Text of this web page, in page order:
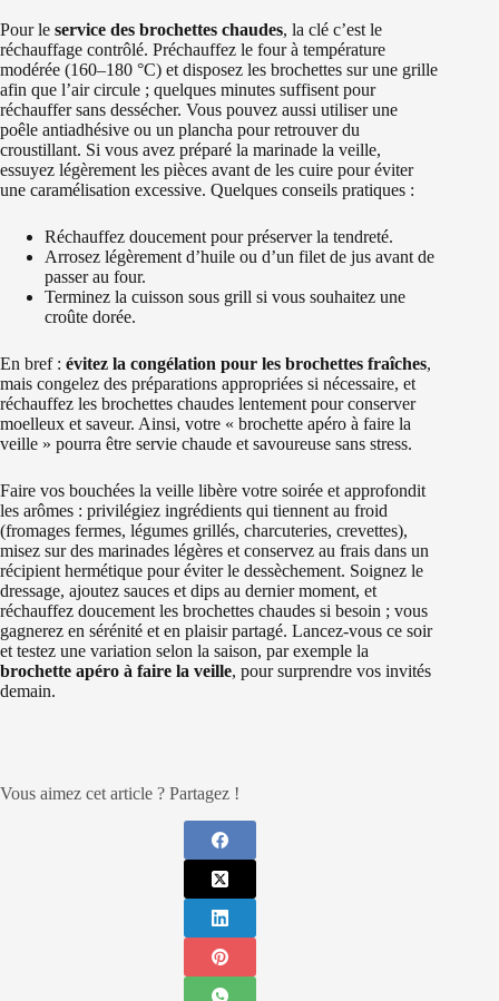
Pour le service des brochettes chaudes, la clé c’est le
réchauffage contrôlé. Préchauffez le four à température
modérée (160–180 °C) et disposez les brochettes sur une grille
afin que l’air circule ; quelques minutes suffisent pour
réchauffer sans dessécher. Vous pouvez aussi utiliser une
poêle antiadhésive ou un plancha pour retrouver du
croustillant. Si vous avez préparé la marinade la veille,
essuyez légèrement les pièces avant de les cuire pour éviter
une caramélisation excessive. Quelques conseils pratiques :
Réchauffez doucement pour préserver la tendreté.
Arrosez légèrement d’huile ou d’un filet de jus avant de
passer au four.
Terminez la cuisson sous grill si vous souhaitez une
croûte dorée.
En bref : évitez la congélation pour les brochettes fraîches,
mais congelez des préparations appropriées si nécessaire, et
réchauffez les brochettes chaudes lentement pour conserver
moelleux et saveur. Ainsi, votre « brochette apéro à faire la
veille » pourra être servie chaude et savoureuse sans stress.
Faire vos bouchées la veille libère votre soirée et approfondit
les arômes : privilégiez ingrédients qui tiennent au froid
(fromages fermes, légumes grillés, charcuteries, crevettes),
misez sur des marinades légères et conservez au frais dans un
récipient hermétique pour éviter le dessèchement. Soignez le
dressage, ajoutez sauces et dips au dernier moment, et
réchauffez doucement les brochettes chaudes si besoin ; vous
gagnerez en sérénité et en plaisir partagé. Lancez-vous ce soir
et testez une variation selon la saison, par exemple la
brochette apéro à faire la veille, pour surprendre vos invités
demain.
Vous aimez cet article ? Partagez !